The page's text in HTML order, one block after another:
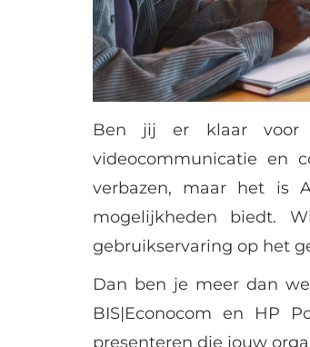
Ben jij er klaar voor
videocommunicatie en
verbazen, maar het is
mogelijkheden biedt.
gebruikservaring op het
Dan ben je meer dan
BIS|Econocom en HP
presenteren die jouw